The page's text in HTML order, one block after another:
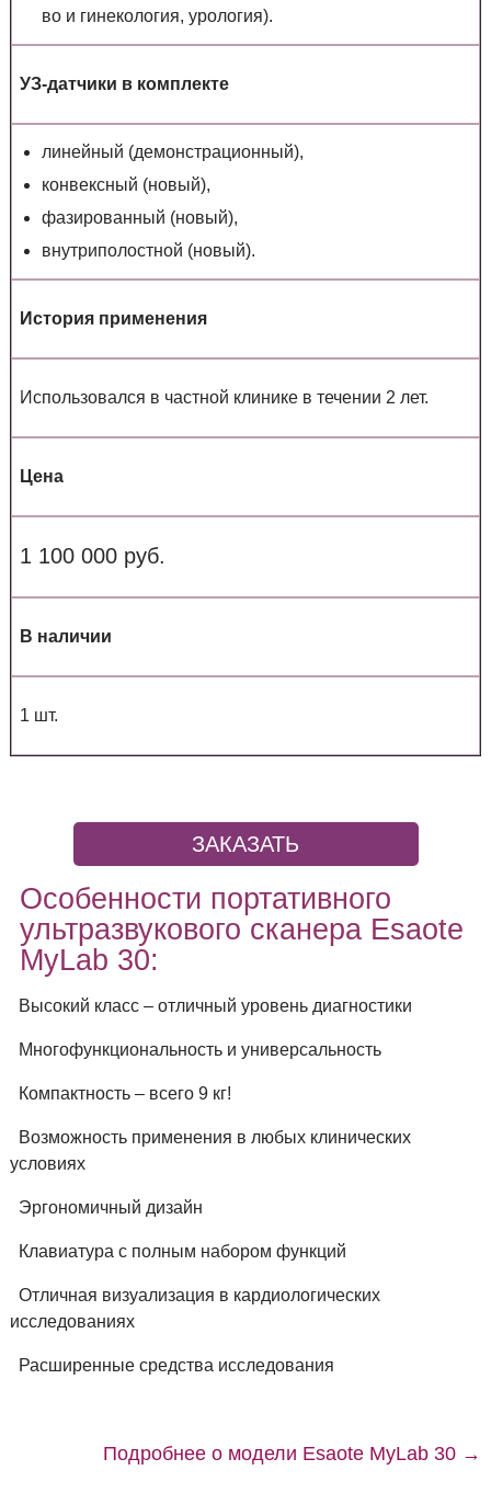
во и гинекология, урология).
УЗ-датчики в комплекте
линейный (демонстрационный),
конвексный (новый),
фазированный (новый),
внутриполостной (новый).
История применения
Использовался в частной клинике в течении 2 лет.
Цена
1 100 000 руб.
В наличии
1 шт.
ЗАКАЗАТЬ
Особенности портативного
ультразвукового сканера Esaote
MyLab 30:
Высокий класс – отличный уровень диагностики
Многофункциональность и универсальность
Компактность – всего 9 кг!
Возможность применения в любых клинических
условиях
Эргономичный дизайн
Клавиатура с полным набором функций
Отличная визуализация в кардиологических
исследованиях
Расширенные средства исследования
Подробнее о модели Esaote MyLab 30 →